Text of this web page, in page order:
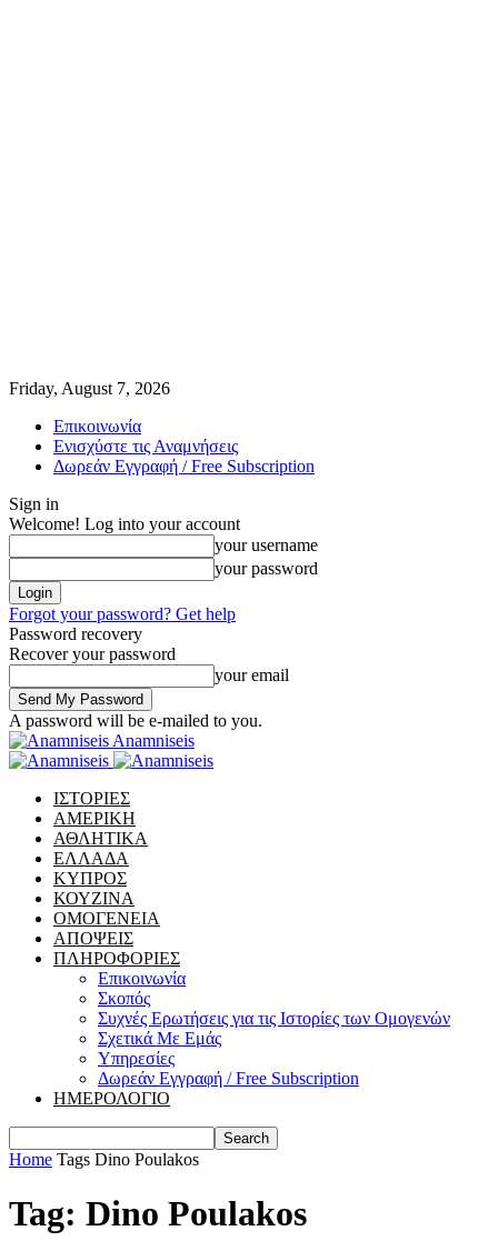
Friday, August 7, 2026
Επικοινωνία
Ενισχύστε τις Αναμνήσεις
Δωρεάν Εγγραφή / Free Subscription
Sign in
Welcome! Log into your account
your username
your password
Forgot your password? Get help
Password recovery
Recover your password
your email
A password will be e-mailed to you.
Anamniseis
ΙΣΤΟΡΙΕΣ
ΑΜΕΡΙΚΗ
ΑΘΛΗΤΙΚΑ
ΕΛΛΑΔΑ
ΚΥΠΡΟΣ
ΚΟΥΖΙΝΑ
ΟΜΟΓΕΝΕΙΑ
ΑΠΟΨΕΙΣ
ΠΛΗΡΟΦΟΡΙΕΣ
Επικοινωνία
Σκοπός
Συχνές Ερωτήσεις για τις Ιστορίες των Ομογενών
Σχετικά Με Εμάς
Υπηρεσίες
Δωρεάν Εγγραφή / Free Subscription
ΗΜΕΡΟΛΟΓΙΟ
Home Tags Dino Poulakos
Tag: Dino Poulakos